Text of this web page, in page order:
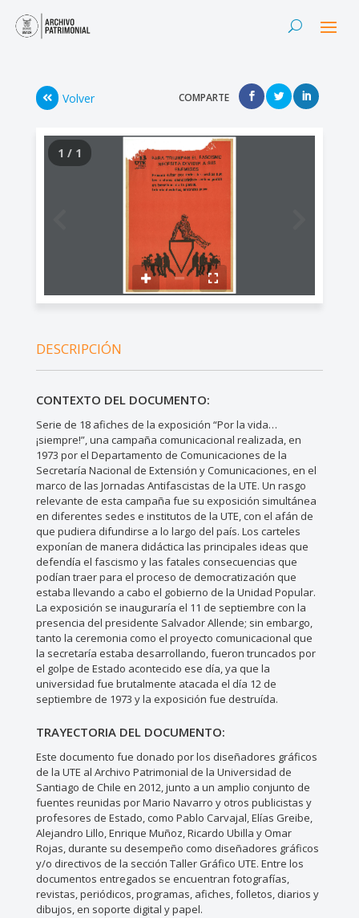
Volver COMPARTE
1 / 1
DESCRIPCIÓN
CONTEXTO DEL DOCUMENTO:
Serie de 18 afiches de la exposición “Por la vida…
¡siempre!”, una campaña comunicacional realizada, en
1973 por el Departamento de Comunicaciones de la
Secretaría Nacional de Extensión y Comunicaciones, en el
marco de las Jornadas Antifascistas de la UTE. Un rasgo
relevante de esta campaña fue su exposición simultánea
en diferentes sedes e institutos de la UTE, con el afán de
que pudiera difundirse a lo largo del país. Los carteles
exponían de manera didáctica las principales ideas que
defendía el fascismo y las fatales consecuencias que
podían traer para el proceso de democratización que
estaba llevando a cabo el gobierno de la Unidad Popular.
La exposición se inauguraría el 11 de septiembre con la
presencia del presidente Salvador Allende; sin embargo,
tanto la ceremonia como el proyecto comunicacional que
la secretaría estaba desarrollando, fueron truncados por
el golpe de Estado acontecido ese día, ya que la
universidad fue brutalmente atacada el día 12 de
septiembre de 1973 y la exposición fue destruída.
TRAYECTORIA DEL DOCUMENTO:
Este documento fue donado por los diseñadores gráficos
de la UTE al Archivo Patrimonial de la Universidad de
Santiago de Chile en 2012, junto a un amplio conjunto de
fuentes reunidas por Mario Navarro y otros publicistas y
profesores de Estado, como Pablo Carvajal, Elías Greibe,
Alejandro Lillo, Enrique Muñoz, Ricardo Ubilla y Omar
Rojas, durante su desempeño como diseñadores gráficos
y/o directivos de la sección Taller Gráfico UTE. Entre los
documentos entregados se encuentran fotografías,
revistas, periódicos, programas, afiches, folletos, diarios y
dibujos, en soporte digital y papel.